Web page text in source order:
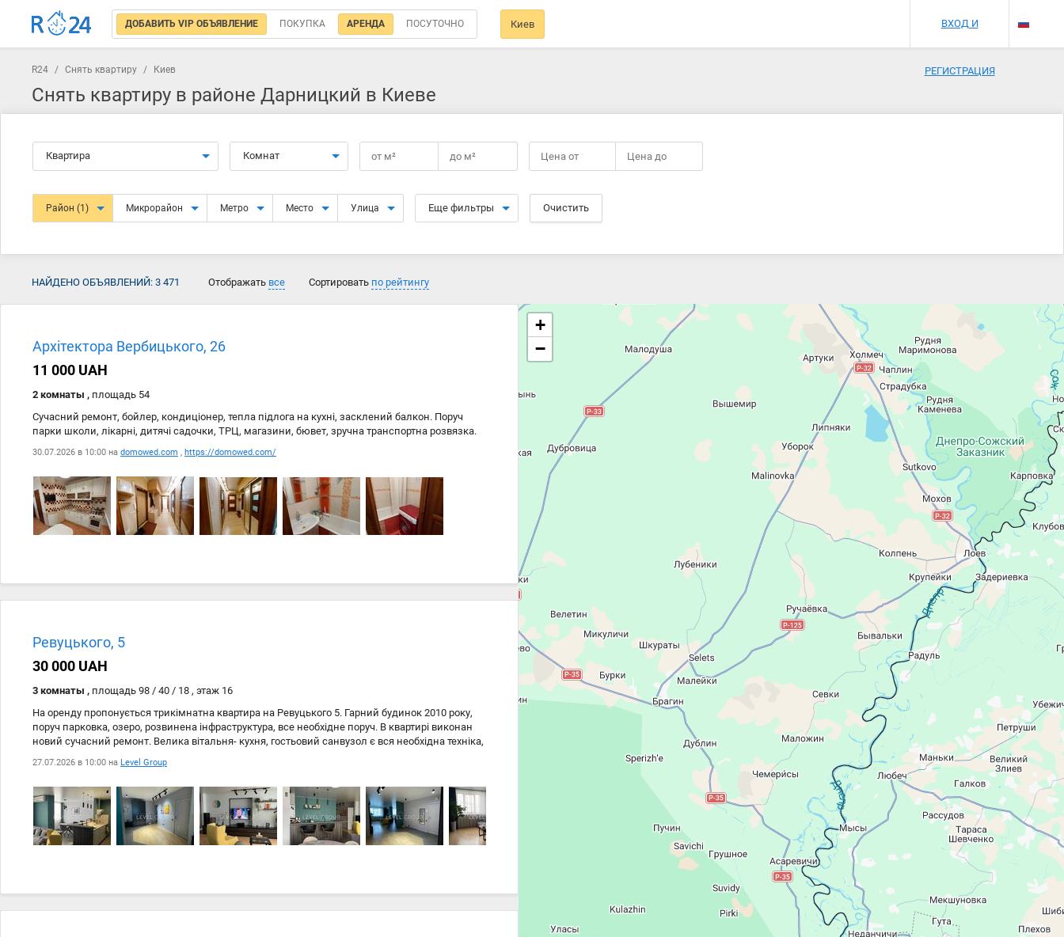
ДОБАВИТЬ VIP ОБЪЯВЛЕНИЕ ПОКУПКА АРЕНДА ПОСУТОЧНО Киев ВХОД И
РЕГИСТРАЦИЯ
R24 / Снять квартиру / Киев
Снять квартиру в районе Дарницкий в Киеве
Квартира Комнат от м² до м² Цена от Цена до
Район (1) Микрорайон Метро Место Улица Еще фильтры Очистить
НАЙДЕНО ОБЪЯВЛЕНИЙ: 3 471 Отображать все Сортировать по рейтингу
Архітектора Вербицького, 26
11 000 UAH
2 комнаты , площадь 54
Сучасний ремонт, бойлер, кондиціонер, тепла підлога на кухні, засклений балкон. Поруч
парки школи, лікарні, дитячі садочки, ТРЦ, магазини, бювет, зручна транспортна розвязка.
30.07.2026 в 10:00 на domowed.com , https://domowed.com/
30.07 domowed.com
30.07
Ревуцького, 5
30 000 UAH
3 комнаты , площадь 98 / 40 / 18 , этаж 16
На оренду пропонується трикімнатна квартира на Ревуцького 5. Гарний будинок 2010 року,
поруч парковка, озеро, розвинена інфраструктура, все необхідне поруч. В квартирі виконан
новий сучасний ремонт. Велика вітальня- кухня, гостьовий санвузол є вся необхідна техніка,
єкофлоу Дві кімнати, спальня зі своїм санвузлом, вбудовані шафи, великий балкон
утеплений і зроблений як кабінет Дитяча кімната, розрахована на одну або двох дітей.
Будинок ОСББ, на ліфти встановлюють генератор, роблять бомбосховище. До метро
Харківська 20 хвилин пішки.
27.07.2026 в 10:00 на Level Group
+
−